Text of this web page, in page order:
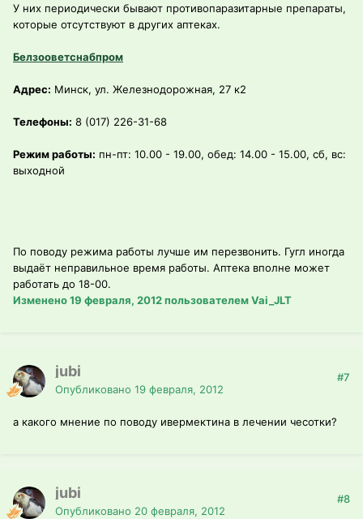
У них периодически бывают противопаразитарные препараты,
которые отсутствуют в других аптеках.
Белзооветснабпром
Адрес: Минск, ул. Железнодорожная, 27 к2
Телефоны: 8 (017) 226-31-68
Режим работы: пн-пт: 10.00 - 19.00, обед: 14.00 - 15.00, сб, вс:
выходной
По поводу режима работы лучше им перезвонить. Гугл иногда
выдаёт неправильное время работы. Аптека вполне может
работать до 18-00.
Изменено19 февраля, 2012пользователем Vai_JLT
jubi
Опубликовано 19 февраля, 2012
#7
а какого мнение по поводу ивермектина в лечении чесотки?
jubi
Опубликовано 20 февраля, 2012
#8